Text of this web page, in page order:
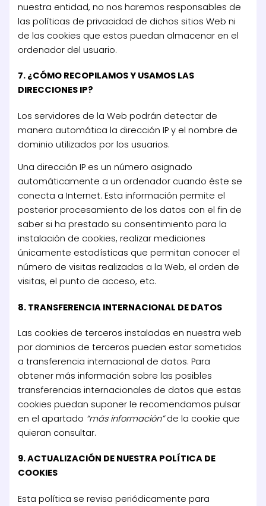
nuestra entidad, no nos haremos responsables de
las políticas de privacidad de dichos sitios Web ni
de las cookies que estos puedan almacenar en el
ordenador del usuario.
7. ¿CÓMO RECOPILAMOS Y USAMOS LAS
DIRECCIONES IP?
Los servidores de la Web podrán detectar de
manera automática la dirección IP y el nombre de
dominio utilizados por los usuarios.
Una dirección IP es un número asignado
automáticamente a un ordenador cuando éste se
conecta a Internet. Esta información permite el
posterior procesamiento de los datos con el fin de
saber si ha prestado su consentimiento para la
instalación de cookies, realizar mediciones
únicamente estadísticas que permitan conocer el
número de visitas realizadas a la Web, el orden de
visitas, el punto de acceso, etc.
8. TRANSFERENCIA INTERNACIONAL DE DATOS
Las cookies de terceros instaladas en nuestra web
por dominios de terceros pueden estar sometidos
a transferencia internacional de datos. Para
obtener más información sobre las posibles
transferencias internacionales de datos que estas
cookies puedan suponer le recomendamos pulsar
en el apartado “más información”de la cookie que
quieran consultar.
9. ACTUALIZACIÓN DE NUESTRA POLÍTICA DE
COOKIES
Esta política se revisa periódicamente para